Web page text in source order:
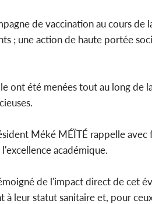
de vaccination au cours de
; une action de haute portée
ont été menées tout au long de
Méké MÉÏTÉ rappelle avec
académique.
de l'impact direct de cet
leur statut sanitaire et, pour